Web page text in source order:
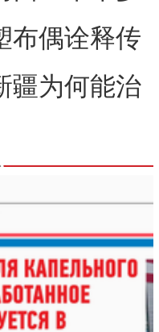
疆戈壁滩上番茄
化守望
布偶诠释传
疆为何能治